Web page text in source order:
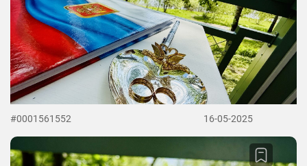
#0001561552 16-05-2025